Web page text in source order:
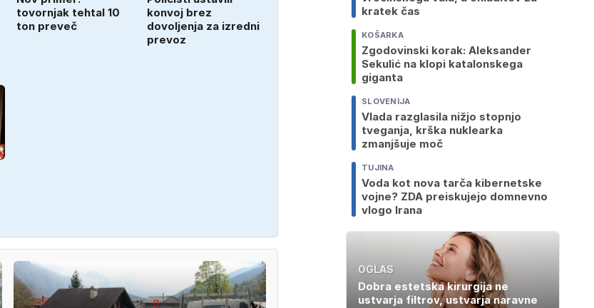
tovornjak tehtal 10
ton preveč
konvoj brez
dovoljenja za izredni
prevoz
kratek čas
KOŠARKA
Zgodovinski korak: Aleksander
Sekulić na klopi katalonskega
giganta
SLOVENIJA
Vlada razglasila nižjo stopnjo
tveganja, krška nuklearka
zmanjšuje moč
TUJINA
Voda kot nova tarča kibernetske
vojne? ZDA preiskujejo domnevno
vlogo Irana
OGLAS
Dobra estetska kirurgija ne
ustvarja filtrov, ustvarja naravne